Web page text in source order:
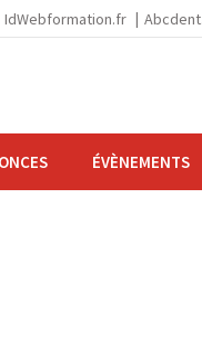
IdWebformation.fr
ÉVÈNEMENTS